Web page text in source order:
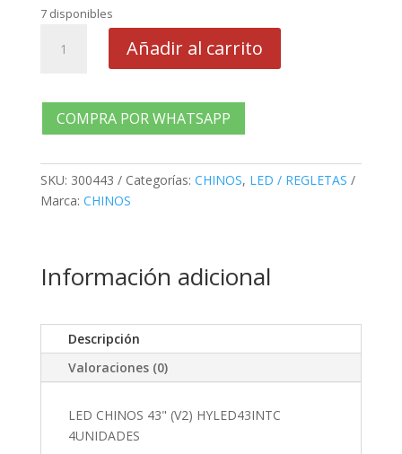
7 disponibles
CHINOS
HYLED43INTC
4UNIDADES
Añadir al carrito
COMPRA POR WHATSAPP
SKU: 300443 Categorías: CHINOS, LED / REGLETAS
Marca: CHINOS
Información adicional
Descripción
Valoraciones (0)
LED CHINOS 43" (V2) HYLED43INTC
4UNIDADES